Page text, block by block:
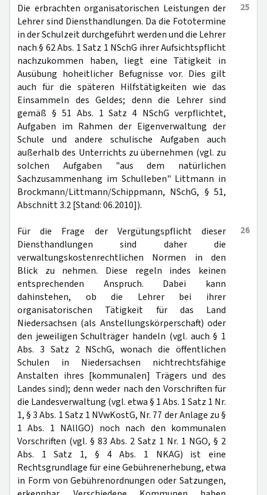
25
Die erbrachten organisatorischen Leistungen der
Lehrer sind Diensthandlungen. Da die Fototermine
in der Schulzeit durchgeführt werden und die Lehrer
nach § 62 Abs. 1 Satz 1 NSchG ihrer Aufsichtspflicht
nachzukommen haben, liegt eine Tätigkeit in
Ausübung hoheitlicher Befugnisse vor. Dies gilt
auch für die späteren Hilfstätigkeiten wie das
Einsammeln des Geldes; denn die Lehrer sind
gemäß § 51 Abs. 1 Satz 4 NSchG verpflichtet,
Aufgaben im Rahmen der Eigenverwaltung der
Schule und andere schulische Aufgaben auch
außerhalb des Unterrichts zu übernehmen (vgl. zu
solchen Aufgaben "aus dem natürlichen
Sachzusammenhang im Schulleben" Littmann in
Brockmann/Littmann/Schippmann, NSchG, § 51,
Abschnitt 3.2 [Stand: 06.2010]).
26
Für die Frage der Vergütungspflicht dieser
Diensthandlungen sind daher die
verwaltungskostenrechtlichen Normen in den
Blick zu nehmen. Diese regeln indes keinen
entsprechenden Anspruch. Dabei kann
dahinstehen, ob die Lehrer bei ihrer
organisatorischen Tätigkeit für das Land
Niedersachsen (als Anstellungskörperschaft) oder
den jeweiligen Schulträger handeln (vgl. auch § 1
Abs. 3 Satz 2 NSchG, wonach die öffentlichen
Schulen in Niedersachsen nichtrechtsfähige
Anstalten ihres [kommunalen] Trägers und des
Landes sind); denn weder nach den Vorschriften für
die Landesverwaltung (vgl. etwa § 1 Abs. 1 Satz 1 Nr.
1, § 3 Abs. 1 Satz 1 NVwKostG, Nr. 77 der Anlage zu §
1 Abs. 1 NAllGO) noch nach den kommunalen
Vorschriften (vgl. § 83 Abs. 2 Satz 1 Nr. 1 NGO, § 2
Abs. 1 Satz 1, § 4 Abs. 1 NKAG) ist eine
Rechtsgrundlage für eine Gebührenerhebung, etwa
in Form von Gebührenordnungen oder Satzungen,